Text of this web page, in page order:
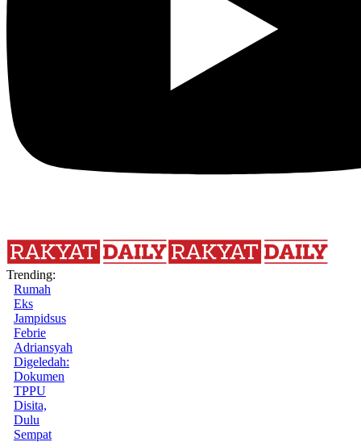
Trending:
Rumah
Eks
Jampidsus
Febrie
Adriansyah
Digeledah:
Dokumen
TPPU
Disita,
Dulu
Sempat